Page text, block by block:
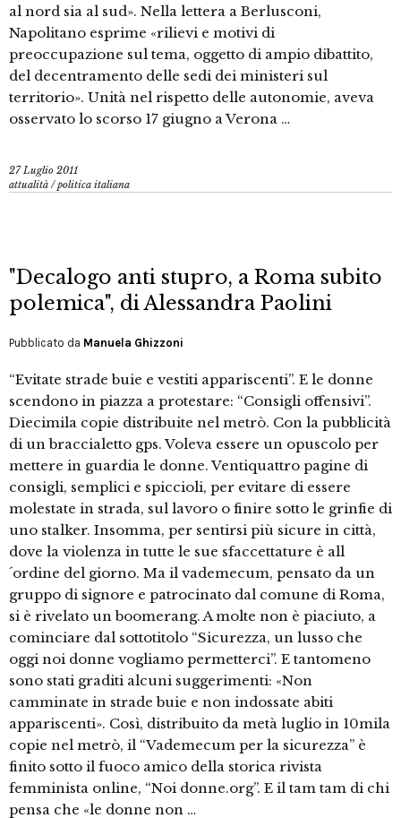
al nord sia al sud». Nella lettera a Berlusconi,
Napolitano esprime «rilievi e motivi di
preoccupazione sul tema, oggetto di ampio dibattito,
del decentramento delle sedi dei ministeri sul
territorio». Unità nel rispetto delle autonomie, aveva
osservato lo scorso 17 giugno a Verona …
27 Luglio 2011
attualità /politica italiana
"Decalogo anti stupro, a Roma subito
polemica", di Alessandra Paolini
Pubblicato da Manuela Ghizzoni
“Evitate strade buie e vestiti appariscenti”. E le donne
scendono in piazza a protestare: “Consigli offensivi”.
Diecimila copie distribuite nel metrò. Con la pubblicità
di un braccialetto gps. Voleva essere un opuscolo per
mettere in guardia le donne. Ventiquattro pagine di
consigli, semplici e spiccioli, per evitare di essere
molestate in strada, sul lavoro o finire sotto le grinfie di
uno stalker. Insomma, per sentirsi più sicure in città,
dove la violenza in tutte le sue sfaccettature è all
´ordine del giorno. Ma il vademecum, pensato da un
gruppo di signore e patrocinato dal comune di Roma,
si è rivelato un boomerang. A molte non è piaciuto, a
cominciare dal sottotitolo “Sicurezza, un lusso che
oggi noi donne vogliamo permetterci”. E tantomeno
sono stati graditi alcuni suggerimenti: «Non
camminate in strade buie e non indossate abiti
appariscenti». Così, distribuito da metà luglio in 10mila
copie nel metrò, il “Vademecum per la sicurezza” è
finito sotto il fuoco amico della storica rivista
femminista online, “Noi donne.org”. E il tam tam di chi
pensa che «le donne non …